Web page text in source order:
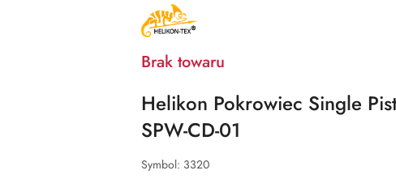
NAZWA
PRODUCENTA:
HELIKON
Brak towaru
Helikon Pokrowiec Single
SPW-CD-01
Symbol: 3320